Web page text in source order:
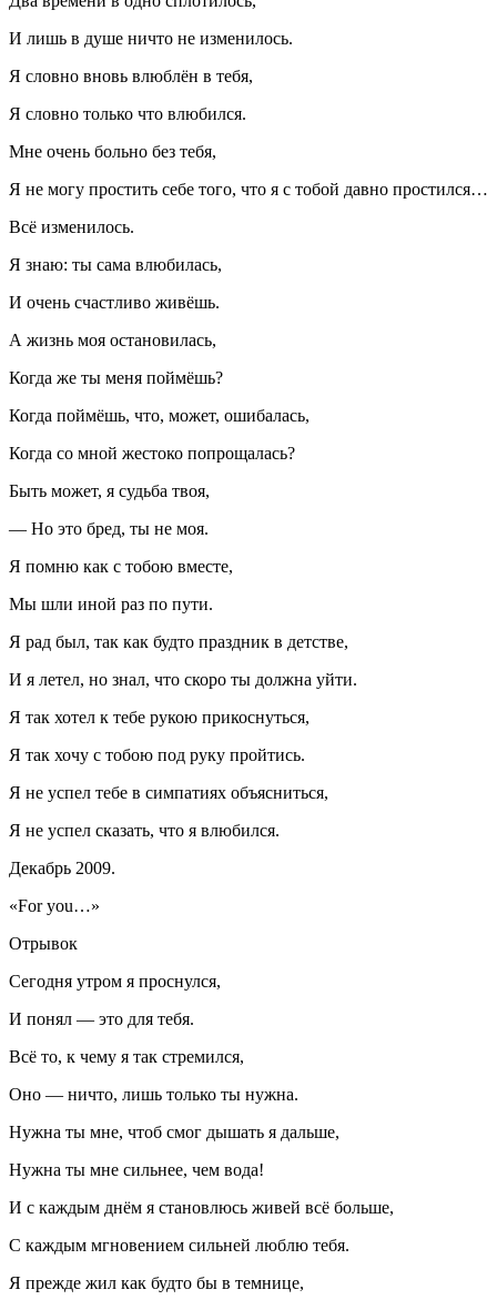
И лишь в душе ничто не изменилось.
Я словно вновь влюблён в тебя,
Я словно только что влюбился.
Мне очень больно без тебя,
Я не могу простить себе того, что я с тобой давно простился…
Всё изменилось.
Я знаю: ты сама влюбилась,
И очень счастливо живёшь.
А жизнь моя остановилась,
Когда же ты меня поймёшь?
Когда поймёшь, что, может, ошибалась,
Когда со мной жестоко попрощалась?
Быть может, я судьба твоя,
— Но это бред, ты не моя.
Я помню как с тобою вместе,
Мы шли иной раз по пути.
Я рад был, так как будто праздник в детстве,
И я летел, но знал, что скоро ты должна уйти.
Я так хотел к тебе рукою прикоснуться,
Я так хочу с тобою под руку пройтись.
Я не успел тебе в симпатиях объясниться,
Я не успел сказать, что я влюбился.
Декабрь 2009.
«For you…»
Отрывок
Сегодня утром я проснулся,
И понял — это для тебя.
Всё то, к чему я так стремился,
Оно — ничто, лишь только ты нужна.
Нужна ты мне, чтоб смог дышать я дальше,
Нужна ты мне сильнее, чем вода!
И с каждым днём я становлюсь живей всё больше,
С каждым мгновением сильней люблю тебя.
Я прежде жил как будто бы в темнице,